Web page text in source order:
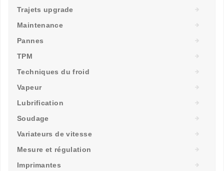
Trajets upgrade
Maintenance
Pannes
TPM
Techniques du froid
Vapeur
Lubrification
Soudage
Variateurs de vitesse
Mesure et régulation
Imprimantes